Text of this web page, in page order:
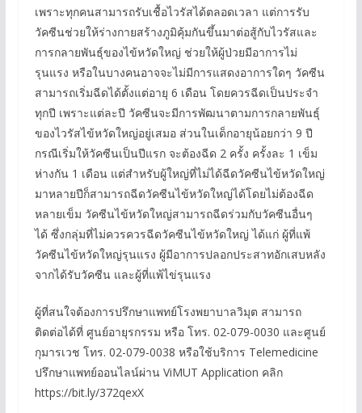
เพราะทุกคนสามารถรับเชื้อไวรัสได้ตลอดเวลา แต่การรับ
วัคซีนช่วยให้ร่างกายสร้างภูมิคุ้มกันขึ้นมาต่อสู้กับไวรัสและ
การกลายพันธุ์ของไข้หวัดใหญ่ ช่วยให้ผู้ป่วยมีอาการไม่
รุนแรง หรือในบางคนอาจจะไม่มีการแสดงอาการใดๆ วัคซีน
สามารถเริ่มฉีดได้ตั้งแต่อายุ 6 เดือน โดยควรฉีดเป็นประจำ
ทุกปี เพราะแต่ละปี วัคซีนจะมีการพัฒนาตามการกลายพันธุ์
ของไวรัสไข้หวัดใหญ่อยู่เสมอ ส่วนในเด็กอายุน้อยกว่า 9 ปี
กรณีเริ่มให้วัคซีนเป็นปีแรก จะต้องฉีด 2 ครั้ง ครั้งละ 1 เข็ม
ห่างกัน 1 เดือน แต่สำหรับผู้ใหญ่ที่ไม่ได้ฉีดวัคซีนไข้หวัดใหญ่
มาหลายปีก็สามารถฉีดวัคซีนไข้หวัดใหญ่ได้โดยไม่ต้องฉีด
หลายเข็ม วัคซีนไข้หวัดใหญ่สามารถฉีดร่วมกับวัคซีนอื่นๆ
ได้ ซึ่งกลุ่มที่ไม่ควรควรฉีดวัคซีนไข้หวัดใหญ่ ได้แก่ ผู้ที่แพ้
วัคซีนไข้หวัดใหญ่รุนแรง ผู้มีอาการปลอกประสาทอักเสบหลัง
จากได้รับวัคซีน และผู้ที่แพ้ไข่รุนแรง
ผู้ที่สนใจต้องการปรึกษาแพทย์โรงพยาบาลวิมุต สามารถ
ติดต่อได้ที่ ศูนย์อายุรกรรม หรือ โทร. 02-079-0030 และศูนย์
กุมารเวช โทร. 02-079-0038 หรือใช้บริการ Telemedicine
ปรึกษาแพทย์ออนไลน์ผ่าน ViMUT Application คลิก
https://bit.ly/372qexX